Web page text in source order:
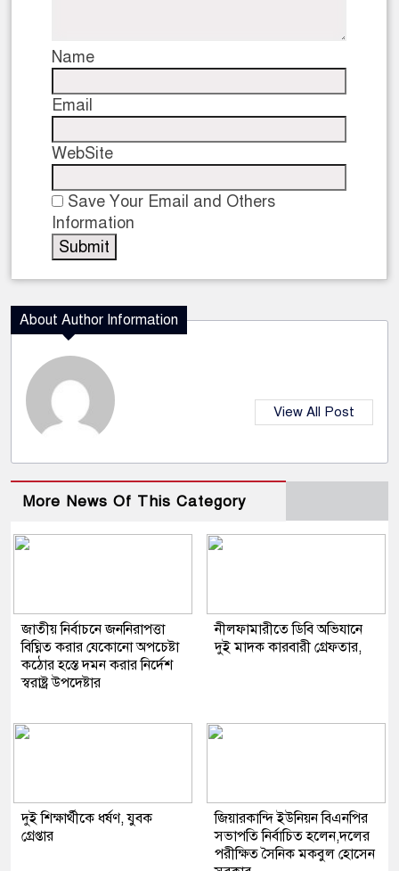
Name
Email
WebSite
Save Your Email and Others
Information
About Author Information
View All Post
More News Of This Category
জাতীয় নির্বাচনে জননিরাপত্তা
বিঘ্নিত করার যেকোনো অপচেষ্টা
কঠোর হস্তে দমন করার নির্দেশ
স্বরাষ্ট্র উপদেষ্টার
নীলফামারীতে ডিবি অভিযানে
দুই মাদক কারবারী গ্রেফতার,
দুই শিক্ষার্থীকে ধর্ষণ, যুবক
গ্রেপ্তার
জিয়ারকান্দি ইউনিয়ন বিএনপির
সভাপতি নির্বাচিত হলেন,দলের
পরীক্ষিত সৈনিক মকবুল হোসেন